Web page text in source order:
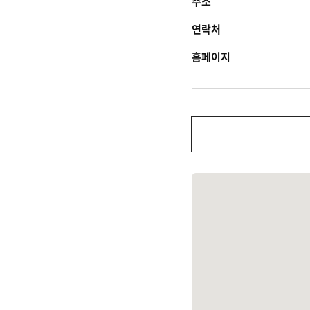
연락처
홈페이지